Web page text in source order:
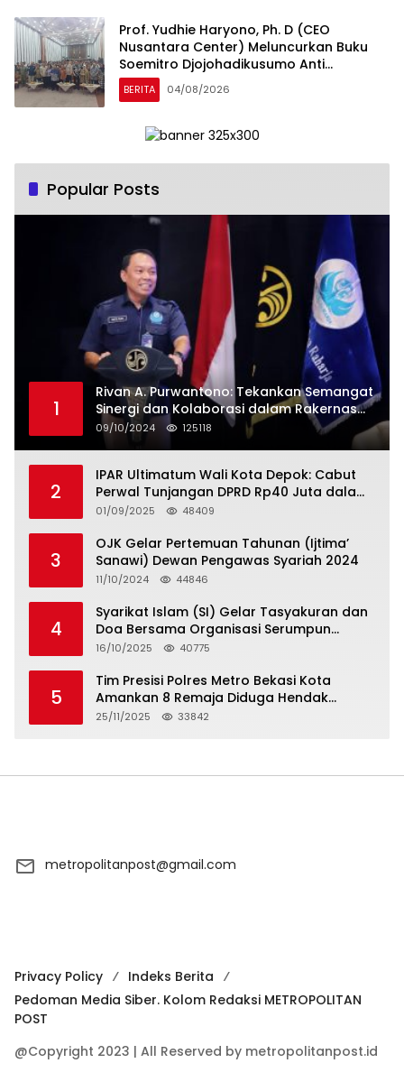
Prof. Yudhie Haryono, Ph. D (CEO
Nusantara Center) Meluncurkan Buku
Soemitro Djojohadikusumo Anti
Penjajahan yang dirangkaikan dengan
Simposium Nasional bertema “Urgensi
Nasional dan Kesejahteraan Sosial
Emas 2045”
BERITA 04/08/2026
Popular Posts
1
Rivan A. Purwantono: Tekankan Semangat
Sinergi dan Kolaborasi dalam Rakernas
Serikat Pekerja Jasa Raharja
09/10/2024 125118
2
IPAR Ultimatum Wali Kota Depok: Cabut
Perwal Tunjangan DPRD Rp40 Juta dalam
5 Hari atau Hadapi Aksi Rakyat
01/09/2025 48409
3
OJK Gelar Pertemuan Tahunan (Ijtima’
Sanawi) Dewan Pengawas Syariah 2024
11/10/2024 44846
4
Syarikat Islam (SI) Gelar Tasyakuran dan
Doa Bersama Organisasi Serumpun
Syarikat Islam Doa
16/10/2025 40775
5
Tim Presisi Polres Metro Bekasi Kota
Amankan 8 Remaja Diduga Hendak
Tawuran
25/11/2025 33842
metropolitanpost@gmail.com
Privacy Policy
Indeks Berita
Pedoman Media Siber. Kolom Redaksi METROPOLITAN
POST
@Copyright 2023 | All Reserved by metropolitanpost.id